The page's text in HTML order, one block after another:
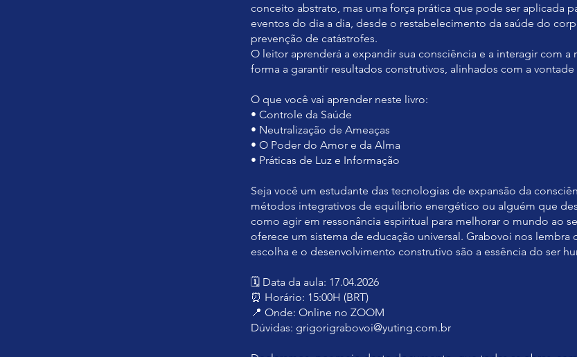
conceito abstrato, mas uma força prática que pode ser aplicada
eventos do dia a dia, desde o restabelecimento da saúde do
prevenção de catástrofes.
O leitor aprenderá a expandir sua consciência e a interagir com a
forma a garantir resultados construtivos, alinhados com a
O que você vai aprender neste livro:
• Controle da Saúde
• Neutralização de Ameaças
• O Poder do Amor e da Alma
• Práticas de Luz e Informação
Seja você um estudante das tecnologias de expansão da
métodos integrativos de equilíbrio energético ou alguém que
como agir em ressonância espiritual para melhorar o mundo ao
oferece um sistema de educação universal. Grabovoi nos lembra
escolha e o desenvolvimento construtivo são a essência do ser
🗓️ Data da aula: 17.04.2026
⏰ Horário: 15:00H (BRT)
📍 Onde: Online no ZOOM
Dúvidas: grigorigrabovoi@yuting.com.br